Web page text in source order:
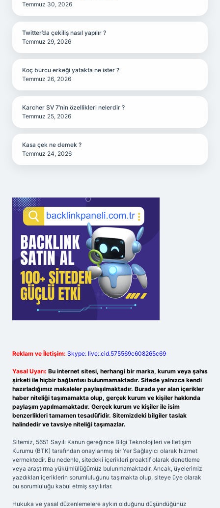
Temmuz 30, 2026
Twitter’da çekiliş nasıl yapılır ?
Temmuz 29, 2026
Koç burcu erkeği yatakta ne ister ?
Temmuz 26, 2026
Karcher SV 7’nin özellikleri nelerdir ?
Temmuz 25, 2026
Kasa çek ne demek ?
Temmuz 24, 2026
Reklam ve İletişim: Skype: live:.cid.575569c608265c69
Yasal Uyarı: Bu internet sitesi, herhangi bir marka, kurum veya şahıs
şirketi ile hiçbir bağlantısı bulunmamaktadır. Sitede yalnızca kendi
hazırladığımız makaleler paylaşılmaktadır. Burada yer alan içerikler
haber niteliği taşımamakta olup, gerçek kurum ve kişiler hakkında
paylaşım yapılmamaktadır. Gerçek kurum ve kişiler ile isim
benzerlikleri tamamen tesadüfidir. Sitemizdeki bilgiler taslak
halindedir ve tavsiye niteliği taşımazlar.
Sitemiz, 5651 Sayılı Kanun gereğince Bilgi Teknolojileri ve İletişim
Kurumu (BTK) tarafından onaylanmış bir Yer Sağlayıcı olarak hizmet
vermektedir. Bu nedenle, sitedeki içerikleri proaktif olarak denetleme
veya araştırma yükümlülüğümüz bulunmamaktadır. Ancak, üyelerimiz
yazdıkları içeriklerin sorumluluğunu taşımakta olup, siteye üye olarak
bu sorumluluğu kabul etmiş sayılırlar.
Hukuka ve yasal düzenlemelere aykırı olduğunu düşündüğünüz